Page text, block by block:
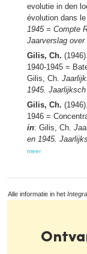
evolutie in den
évolution dans
1945 = Compte
Jaarverslag
Gilis, Ch.
1940-1945 =
Gilis, Ch.
1945.
Gilis, Ch.
1946 =
in: Gilis, Ch.
en 1945.
meer
Alle informatie in het